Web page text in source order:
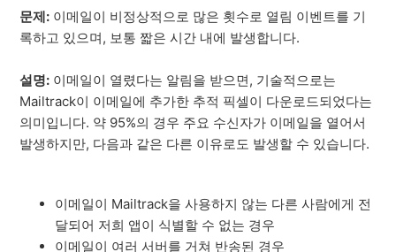
문제: 이메일이 비정상적으로 많은 횟수로 열림 이벤트를 기
록하고 있으며, 보통 짧은 시간 내에 발생합니다.
설명: 이메일이 열렸다는 알림을 받으면, 기술적으로는
Mailtrack이 이메일에 추가한 추적 픽셀이 다운로드되었다는
의미입니다. 약 95%의 경우 주요 수신자가 이메일을 열어서
발생하지만, 다음과 같은 다른 이유로도 발생할 수 있습니다.
이메일이 Mailtrack을 사용하지 않는 다른 사람에게 전
달되어 저희 앱이 식별할 수 없는 경우
이메일이 여러 서버를 거쳐 반송된 경우